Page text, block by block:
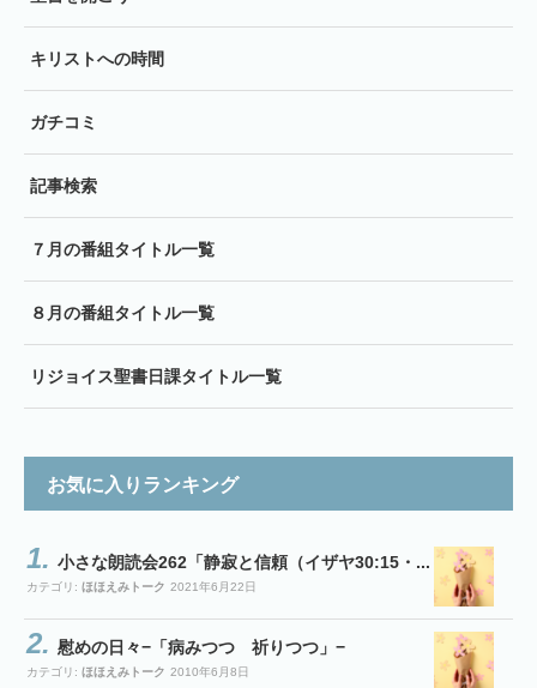
キリストへの時間
ガチコミ
記事検索
７月の番組タイトル一覧
８月の番組タイトル一覧
リジョイス聖書日課タイトル一覧
お気に入りランキング
小さな朗読会262「静寂と信頼（イザヤ30:15・...
カテゴリ: ほほえみトーク 2021年6月22日
慰めの日々−「病みつつ 祈りつつ」−
カテゴリ: ほほえみトーク 2010年6月8日